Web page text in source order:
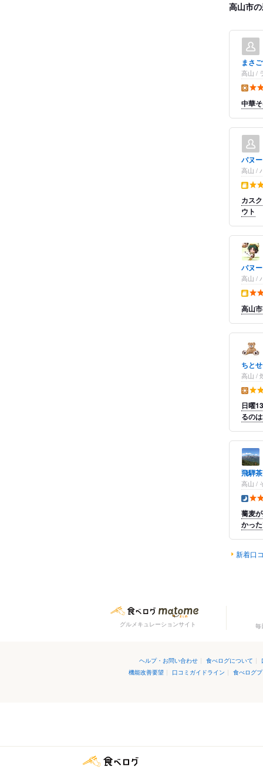
高山市
まさ
高山 /
昼の
中華
パヌ
高山 /
テイ
カス
ウト
パヌ
高山 /
テイ
高山
ちとせ
高山 /
昼の
日曜
るの
飛騨
高山 /
夜の
蕎麦
かっ
新着口
グルメキュレーションサイト 毎
ヘルプ・お問い合わせ | 食べログについて |
機能改善要望 | 口コミガイドライン | 食べログ